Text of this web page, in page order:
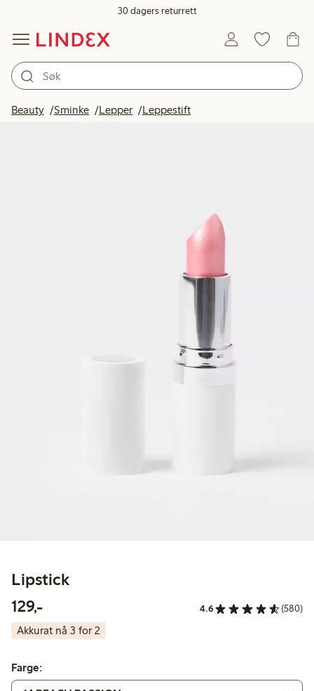
30 dagers returrett
Beauty Sminke Lepper Leppestift
Lipstick
129,-129,00 kr 4.6 (580)
Akkurat nå 3 for 2
Farge: